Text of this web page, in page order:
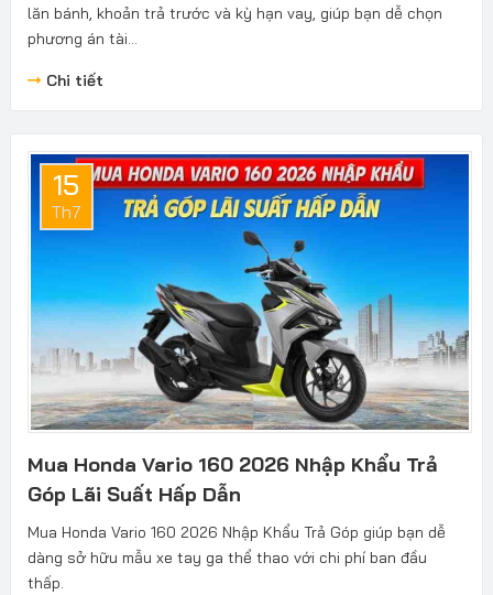
lăn bánh, khoản trả trước và kỳ hạn vay, giúp bạn dễ chọn
phương án tài...
Chi tiết
15
Th7
Mua Honda Vario 160 2026 Nhập Khẩu Trả
Góp Lãi Suất Hấp Dẫn
Mua Honda Vario 160 2026 Nhập Khẩu Trả Góp giúp bạn dễ
dàng sở hữu mẫu xe tay ga thể thao với chi phí ban đầu
thấp.